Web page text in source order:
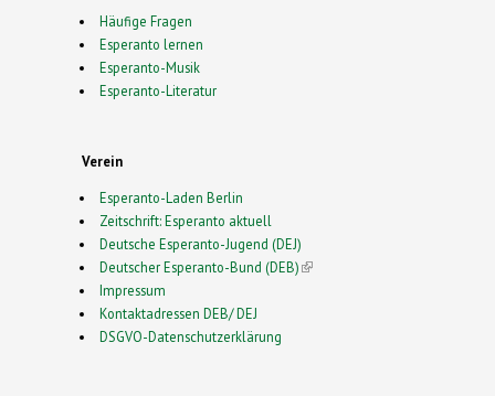
Häufige Fragen
Esperanto lernen
Esperanto-Musik
Esperanto-Literatur
Verein
Esperanto-Laden Berlin
Zeitschrift: Esperanto aktuell
Deutsche Esperanto-Jugend (DEJ)
Deutscher Esperanto-Bund (DEB)(link is external)
Impressum
Kontaktadressen DEB/ DEJ
DSGVO-Datenschutzerklärung